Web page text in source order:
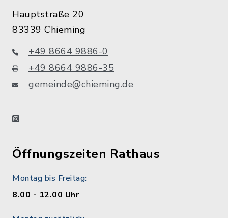
Hauptstraße 20
83339 Chieming
+49 8664 9886-0
+49 8664 9886-35
gemeinde@chieming.de
instagram
Öffnungszeiten Rathaus
Montag bis Freitag:
8.00 - 12.00 Uhr